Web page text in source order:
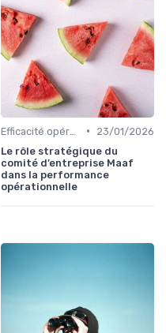
•
23/01/2026
Le rôle stratégique du
comité d’entreprise Maaf
dans la performance
opérationnelle